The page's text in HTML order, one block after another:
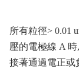
所有粒徑> 0.01
壓的電極線 A
接著通過電正或